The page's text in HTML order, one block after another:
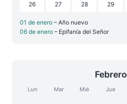
26 27 28 29
01 de enero – Año nuevo
06 de enero – Epifanía del Señor
Febrero
Lun Mar Mié Jue